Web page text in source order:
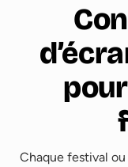
Chaque festival